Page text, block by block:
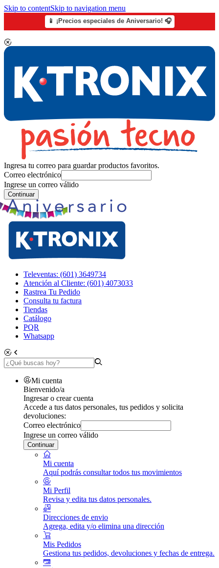
Skip to contentSkip to navigation menu
📱 ¡Precios especiales de Aniversario! 🎧
Ingresa tu correo para guardar productos favoritos.
Correo electrónico
Ingrese un correo válido
Continuar
Televentas: (601) 3649734
Atención al Cliente: (601) 4073033
Rastrea Tu Pedido
Consulta tu factura
Tiendas
Catálogo
PQR
Whatsapp
Mi cuenta
Bienvenido/a
Ingresar o crear cuenta
Accede a tus datos personales, tus pedidos y solicita
devoluciones:
Correo electrónico
Ingrese un correo válido
Continuar
Mi cuenta
Aquí podrás consultar todos tus movimientos
Mi Perfil
Revisa y edita tus datos personales.
Direcciones de envio
Agrega, edita y/o elimina una dirección
Mis Pedidos
Gestiona tus pedidos, devoluciones y fechas de entrega.